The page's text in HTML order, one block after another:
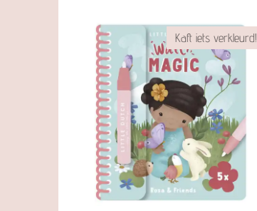
Kaft iets verkleurd!